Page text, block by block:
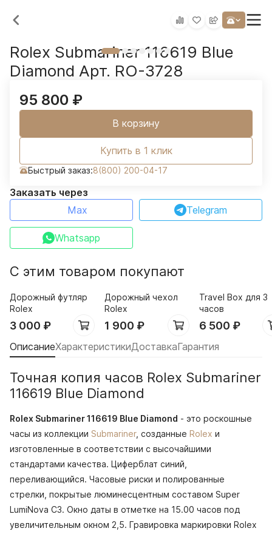
Rolex Submariner 116619 Blue
Diamond Арт. RO-3728
95 800 ₽
В корзину
Купить в 1 клик
Быстрый заказ:8(800) 200-04-17
Заказать через
Max
Telegram
Whatsapp
С этим товаром покупают
Дорожный футляр
Rolex
3 000 ₽
Дорожный чехол
Rolex
1 900 ₽
Travel Box для 3
часов
6 500 ₽
ОписаниеХарактеристикиДоставкаГарантия
Точная копия часов Rolex Submariner
116619 Blue Diamond
Rolex Submariner 116619 Blue Diamond - это роскошные
часы из коллекции Submariner, созданные Rolex и
изготовленные в соответствии с высочайшими
стандартами качества. Циферблат синий,
переливающийся. Часовые риски и полированные
стрелки, покрытые люминесцентным составом Super
LumiNova С3. Окно даты в отметке на 15.00 часов под
увеличительным окном 2,5. Гравировка маркировки Rolex